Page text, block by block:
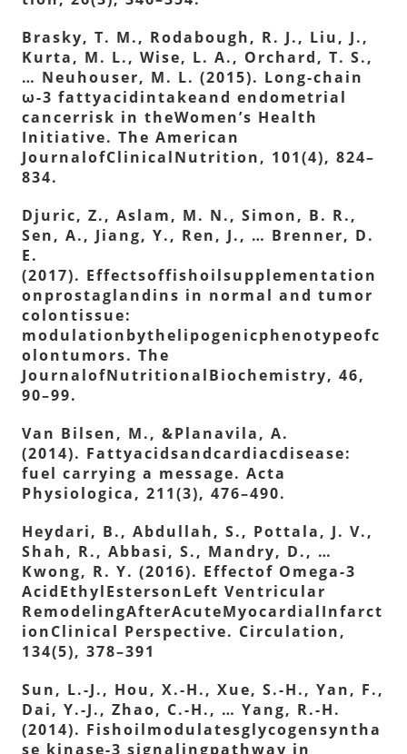
Brasky, T. M., Rodabough, R. J., Liu, J.,
Kurta, M. L., Wise, L. A., Orchard, T. S.,
… Neuhouser, M. L. (2015). Long-chain
ω-3 fattyacidintakeand endometrial
cancerrisk in theWomen’s Health
Initiative. The American
JournalofClinicalNutrition, 101(4), 824–
834.
Djuric, Z., Aslam, M. N., Simon, B. R.,
Sen, A., Jiang, Y., Ren, J., … Brenner, D.
E.
(2017). Effectsoffishoilsupplementation
onprostaglandins in normal and tumor
colontissue:
modulationbythelipogenicphenotypeofc
olontumors. The
JournalofNutritionalBiochemistry, 46,
90–99.
Van Bilsen, M., &Planavila, A.
(2014). Fattyacidsandcardiacdisease:
fuel carrying a message. Acta
Physiologica, 211(3), 476–490.
Heydari, B., Abdullah, S., Pottala, J. V.,
Shah, R., Abbasi, S., Mandry, D., …
Kwong, R. Y. (2016). Effectof Omega-3
AcidEthylEstersonLeft Ventricular
RemodelingAfterAcuteMyocardialInfarct
ionClinical Perspective. Circulation,
134(5), 378–391
Sun, L.-J., Hou, X.-H., Xue, S.-H., Yan, F.,
Dai, Y.-J., Zhao, C.-H., … Yang, R.-H.
(2014). Fishoilmodulatesglycogensyntha
se kinase-3 signalingpathway in